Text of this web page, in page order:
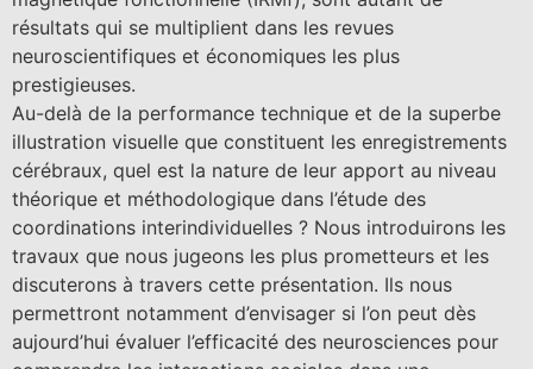
résultats qui se multiplient dans les revues
neuroscientifiques et économiques les plus
prestigieuses.
Au-delà de la performance technique et de la superbe
illustration visuelle que constituent les enregistrements
cérébraux, quel est la nature de leur apport au niveau
théorique et méthodologique dans l’étude des
coordinations interindividuelles ? Nous introduirons les
travaux que nous jugeons les plus prometteurs et les
discuterons à travers cette présentation. Ils nous
permettront notamment d’envisager si l’on peut dès
aujourd’hui évaluer l’efficacité des neurosciences pour